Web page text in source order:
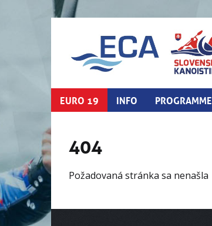
EURO 19 INFO PROGRAMME
404
Požadovaná stránka sa nenašla